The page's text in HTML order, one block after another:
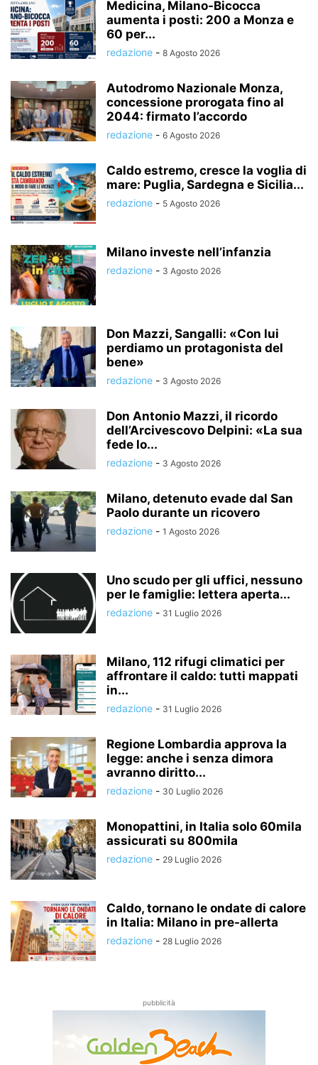
Medicina, Milano-Bicocca
aumenta i posti: 200 a Monza e
60 per...
redazione - 8 Agosto 2026
Autodromo Nazionale Monza,
concessione prorogata fino al
2044: firmato l’accordo
redazione - 6 Agosto 2026
Caldo estremo, cresce la voglia di
mare: Puglia, Sardegna e Sicilia...
redazione - 5 Agosto 2026
Milano investe nell’infanzia
redazione - 3 Agosto 2026
Don Mazzi, Sangalli: «Con lui
perdiamo un protagonista del
bene»
redazione - 3 Agosto 2026
Don Antonio Mazzi, il ricordo
dell’Arcivescovo Delpini: «La sua
fede lo...
redazione - 3 Agosto 2026
Milano, detenuto evade dal San
Paolo durante un ricovero
redazione - 1 Agosto 2026
Uno scudo per gli uffici, nessuno
per le famiglie: lettera aperta...
redazione - 31 Luglio 2026
Milano, 112 rifugi climatici per
affrontare il caldo: tutti mappati
in...
redazione - 31 Luglio 2026
Regione Lombardia approva la
legge: anche i senza dimora
avranno diritto...
redazione - 30 Luglio 2026
Monopattini, in Italia solo 60mila
assicurati su 800mila
redazione - 29 Luglio 2026
Caldo, tornano le ondate di calore
in Italia: Milano in pre-allerta
redazione - 28 Luglio 2026
pubblicità